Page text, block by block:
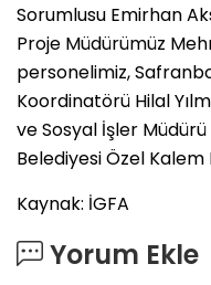
Sorumlusu Emirhan
Proje Müdürümüz
personelimiz,
Koordinatörü Hilal
ve Sosyal İşler Müdürü
Belediyesi Özel Kalem
Kaynak: İGFA
Yorum Ekle